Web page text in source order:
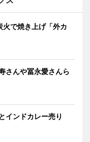
で焼き上げ「外カ
さんや冨永愛さんら
インドカレー売り